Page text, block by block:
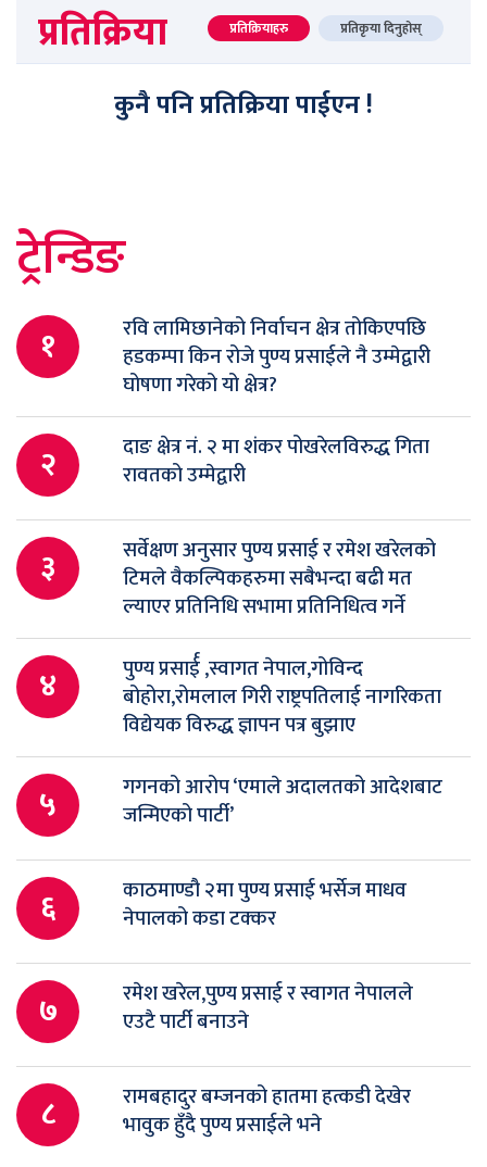
प्रतिक्रिया प्रतिक्रियाहरु प्रतिकृया दिनुहोस्
कुनै पनि प्रतिक्रिया पाईएन !
ट्रेन्डिङ
१
रवि लामिछानेको निर्वाचन क्षेत्र तोकिएपछि
हडकम्पा किन रोजे पुण्य प्रसाईले नै उम्मेद्वारी
घोषणा गरेको यो क्षेत्र?
२
दाङ क्षेत्र नं. २ मा शंकर पोखरेलविरुद्ध गिता
रावतको उम्मेद्वारी
३
सर्वेक्षण अनुसार पुण्य प्रसाई र रमेश खरेलको
टिमले वैकल्पिकहरुमा सबैभन्दा बढी मत
ल्याएर प्रतिनिधि सभामा प्रतिनिधित्व गर्ने
४
पुण्य प्रसार्ई ,स्वागत नेपाल,गोविन्द
बोहोरा,रोमलाल गिरी राष्ट्रपतिलाई नागरिकता
विद्येयक विरुद्ध ज्ञापन पत्र बुझाए
५
गगनको आरोप ‘एमाले अदालतको आदेशबाट
जन्मिएको पार्टी’
६
काठमाण्डौ २मा पुण्य प्रसाई भर्सेज माधव
नेपालको कडा टक्कर
७
रमेश खरेल,पुण्य प्रसाई र स्वागत नेपालले
एउटै पार्टी बनाउने
८
रामबहादुर बम्जनको हातमा हत्कडी देखेर
भावुक हुँदै पुण्य प्रसाईले भने